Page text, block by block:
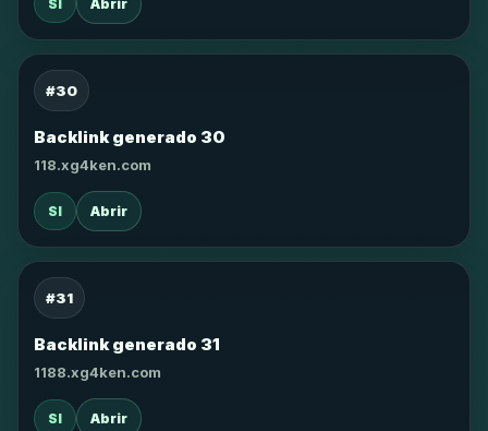
SI Abrir
#30
Backlink generado 30
118.xg4ken.com
SI Abrir
#31
Backlink generado 31
1188.xg4ken.com
SI Abrir